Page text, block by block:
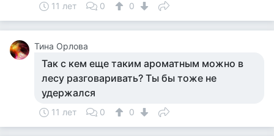
11 лет 0 0
Тина Орлова
Так с кем еще таким ароматным можно в
лесу разговаривать? Ты бы тоже не
удержался
11 лет 0 0